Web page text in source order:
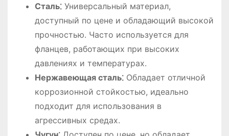
Сталь⁚Универсальный материал,
доступный по цене и обладающий высокой
прочностью. Часто используется для
фланцев, работающих при высоких
давлениях и температурах.
Нержавеющая сталь⁚Обладает отличной
коррозионной стойкостью, идеально
подходит для использования в
агрессивных средах.